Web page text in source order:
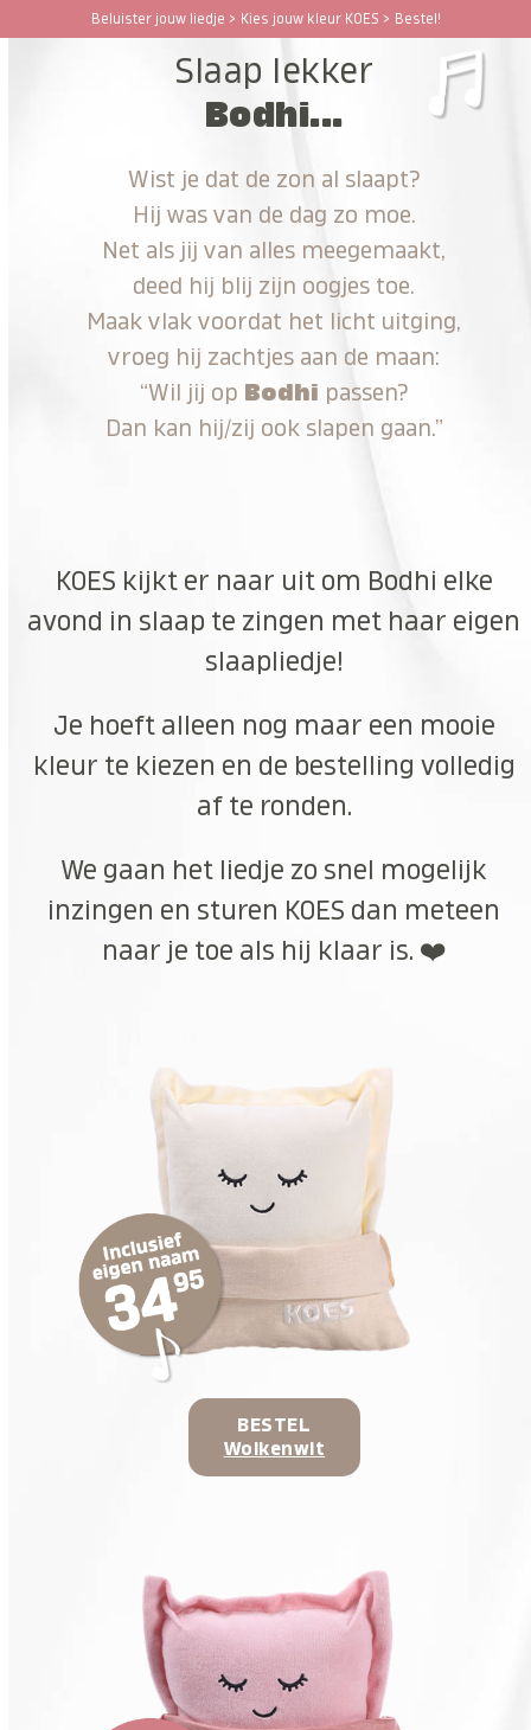
Beluister jouw liedje > Kies jouw kleur KOES > Bestel!
Open
Close
Slaap lekker
Bodhi...
Wist je dat de zon al slaapt?
Hij was van de dag zo moe.
Net als jij van alles meegemaakt,
deed hij blij zijn oogjes toe.
Maak vlak voordat het licht uitging,
vroeg hij zachtjes aan de maan:
“Wil jij op Bodhi passen?
Dan kan hij/zij ook slapen gaan.”
KOES kijkt er naar uit om Bodhi elke
avond in slaap te zingen met haar eigen
slaapliedje!
Je hoeft alleen nog maar een mooie
kleur te kiezen en de bestelling volledig
af te ronden.
We gaan het liedje zo snel mogelijk
inzingen en sturen KOES dan meteen
naar je toe als hij klaar is. ❤️
BESTEL
Wolkenwit